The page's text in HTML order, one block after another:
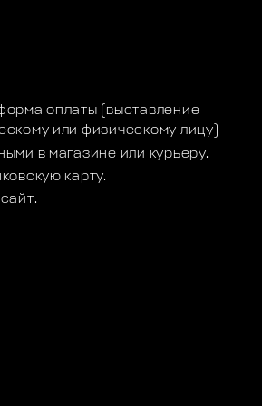
оплаты (выставление
или физическому лицу)
в магазине или курьеру.
карту.